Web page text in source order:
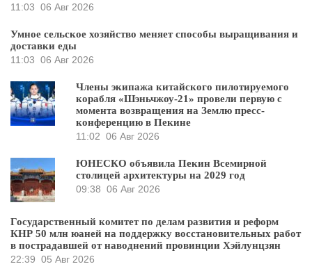
11:03 06 Авг 2026
Умное сельское хозяйство меняет способы выращивания и
доставки еды
11:03 06 Авг 2026
Члены экипажа китайского пилотируемого
корабля «Шэньчжоу-21» провели первую с
момента возвращения на Землю пресс-
конференцию в Пекине
11:02 06 Авг 2026
ЮНЕСКО объявила Пекин Всемирной
столицей архитектуры на 2029 год
09:38 06 Авг 2026
Государственный комитет по делам развития и реформ
КНР 50 млн юаней на поддержку восстановительных работ
в пострадавшей от наводнений провинции Хэйлунцзян
22:39 05 Авг 2026